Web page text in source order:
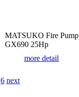
MATSUKO Fire Pump
GX690 25Hp
more detail
6 next